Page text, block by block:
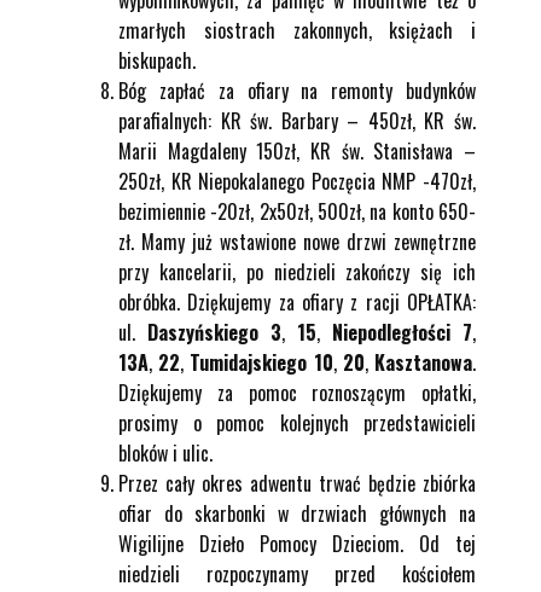
zmarłych siostrach zakonnych, księżach i
biskupach.
Bóg zapłać za ofiary na remonty budynków
parafialnych: KR św. Barbary – 450zł, KR św.
Marii Magdaleny 150zł, KR św. Stanisława –
250zł, KR Niepokalanego Poczęcia NMP -470zł,
bezimiennie -20zł, 2x50zł, 500zł, na konto 650-
zł. Mamy już wstawione nowe drzwi zewnętrzne
przy kancelarii, po niedzieli zakończy się ich
obróbka. Dziękujemy za ofiary z racji OPŁATKA:
ul. Daszyńskiego 3, 15, Niepodległości 7,
13A, 22, Tumidajskiego 10, 20, Kasztanowa.
Dziękujemy za pomoc roznoszącym opłatki,
prosimy o pomoc kolejnych przedstawicieli
bloków i ulic.
Przez cały okres adwentu trwać będzie zbiórka
ofiar do skarbonki w drzwiach głównych na
Wigilijne Dzieło Pomocy Dzieciom. Od tej
niedzieli rozpoczynamy przed kościołem